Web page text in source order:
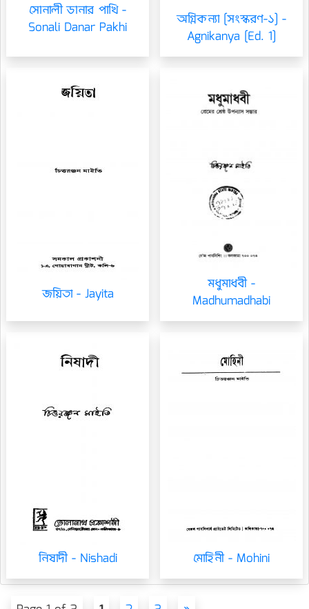
সোনালী ডানার পাখি -
Sonali Danar Pakhi
অগ্নিকন্যা [সংস্করণ-১] -
Agnikanya [Ed. 1]
জয়িতা - Jayita
মধুমাধবী -
Madhumadhabi
নিষাদী - Nishadi মোহিনী - Mohini